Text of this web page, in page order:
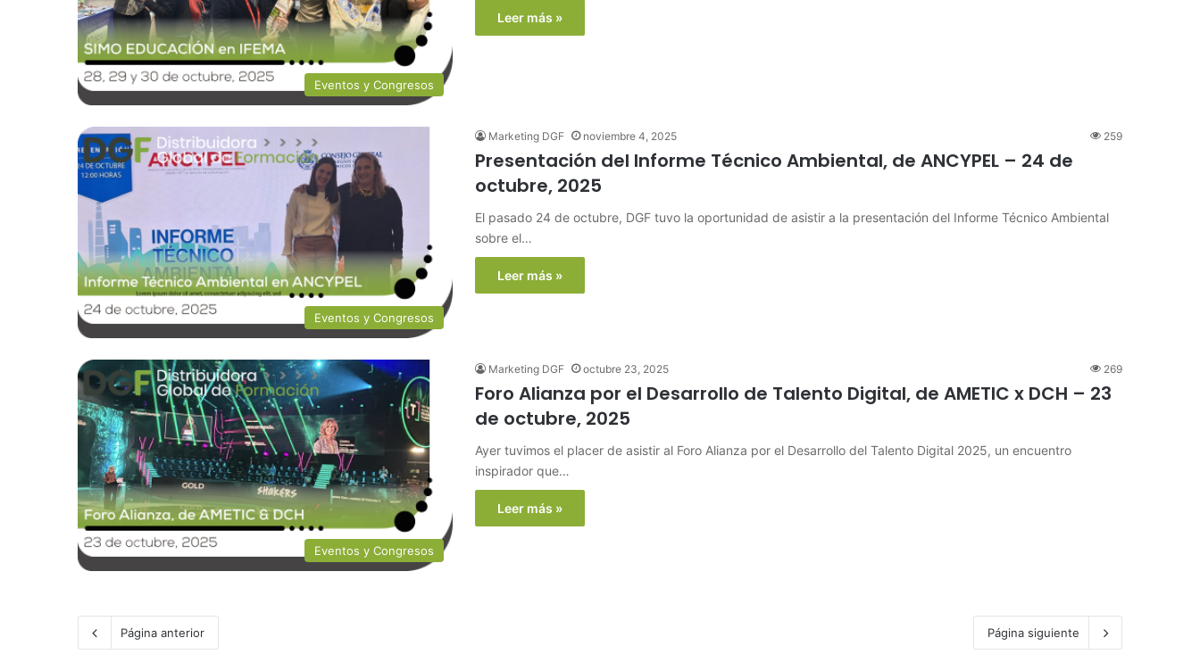
Eventos y Congresos
Leer más »
Eventos y Congresos
Marketing DGF noviembre 4, 2025 259
Presentación del Informe Técnico Ambiental, de ANCYPEL – 24 de
octubre, 2025
El pasado 24 de octubre, DGF tuvo la oportunidad de asistir a la presentación del Informe Técnico Ambiental
sobre el…
Leer más »
Eventos y Congresos
Marketing DGF octubre 23, 2025 269
Foro Alianza por el Desarrollo de Talento Digital, de AMETIC x DCH – 23
de octubre, 2025
Ayer tuvimos el placer de asistir al Foro Alianza por el Desarrollo del Talento Digital 2025, un encuentro
inspirador que…
Leer más »
Página anterior Página siguiente